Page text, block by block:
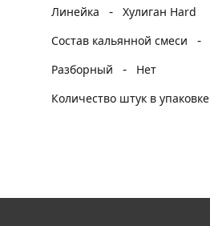
Линейка
- Хулиган Hard
Состав кальянной смеси
-
Разборный
-
Нет
Количество штук в упаковке